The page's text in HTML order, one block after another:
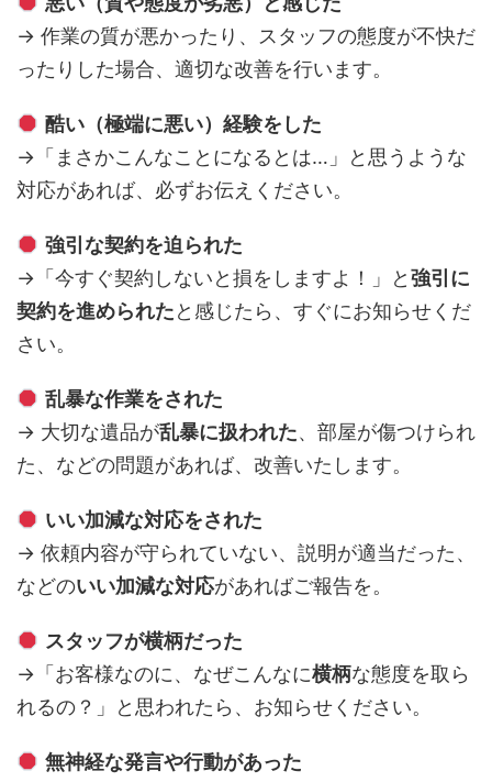
→ 作業の質が悪かったり、スタッフの態度が不快だ
ったりした場合、適切な改善を行います。
酷い（極端に悪い）経験をした
→「まさかこんなことになるとは…」と思うような
対応があれば、必ずお伝えください。
強引な契約を迫られた
→「今すぐ契約しないと損をしますよ！」と強引に
契約を進められたと感じたら、すぐにお知らせくだ
さい。
乱暴な作業をされた
→ 大切な遺品が乱暴に扱われた、部屋が傷つけられ
た、などの問題があれば、改善いたします。
いい加減な対応をされた
→ 依頼内容が守られていない、説明が適当だった、
などのいい加減な対応があればご報告を。
スタッフが横柄だった
→「お客様なのに、なぜこんなに横柄な態度を取ら
れるの？」と思われたら、お知らせください。
無神経な発言や行動があった